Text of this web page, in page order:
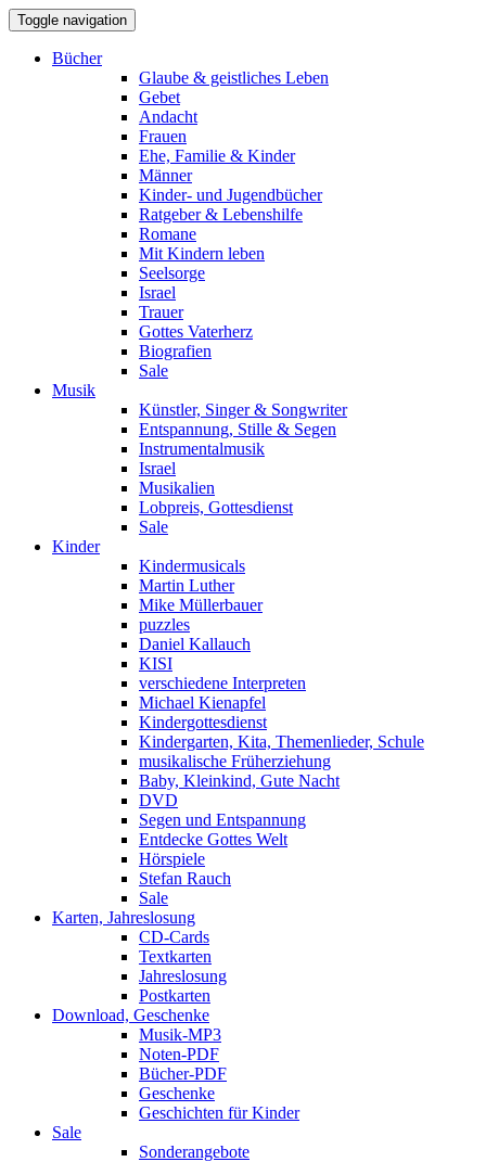
Toggle navigation
Bücher
Glaube & geistliches Leben
Gebet
Andacht
Frauen
Ehe, Familie & Kinder
Männer
Kinder- und Jugendbücher
Ratgeber & Lebenshilfe
Romane
Mit Kindern leben
Seelsorge
Israel
Trauer
Gottes Vaterherz
Biografien
Sale
Musik
Künstler, Singer & Songwriter
Entspannung, Stille & Segen
Instrumentalmusik
Israel
Musikalien
Lobpreis, Gottesdienst
Sale
Kinder
Kindermusicals
Martin Luther
Mike Müllerbauer
puzzles
Daniel Kallauch
KISI
verschiedene Interpreten
Michael Kienapfel
Kindergottesdienst
Kindergarten, Kita, Themenlieder, Schule
musikalische Früherziehung
Baby, Kleinkind, Gute Nacht
DVD
Segen und Entspannung
Entdecke Gottes Welt
Hörspiele
Stefan Rauch
Sale
Karten, Jahreslosung
CD-Cards
Textkarten
Jahreslosung
Postkarten
Download, Geschenke
Musik-MP3
Noten-PDF
Bücher-PDF
Geschenke
Geschichten für Kinder
Sale
Sonderangebote